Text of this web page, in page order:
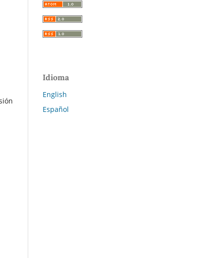
Idioma
English
Español